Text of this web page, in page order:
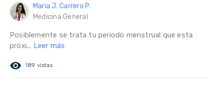
Maria J. Carrero P.
Medicina General
Posiblemente se trata tu periodo menstrual que esta
próxi... Leer más
remove_red_eye 189 vistas